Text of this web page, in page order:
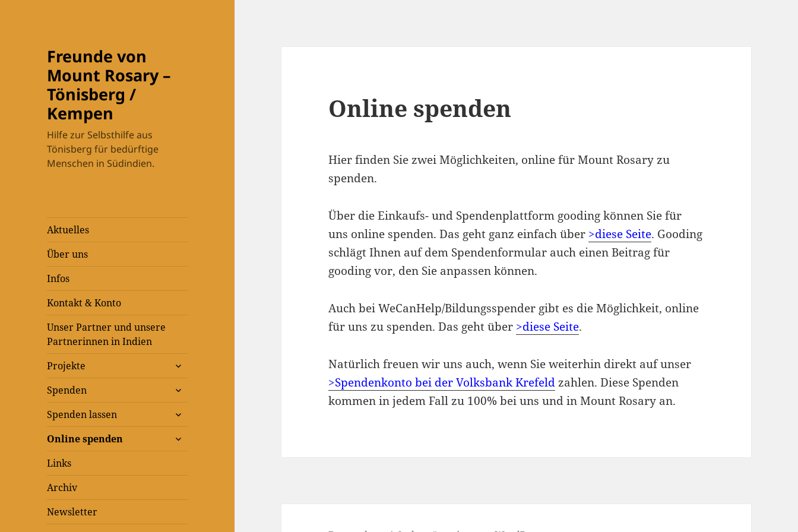
Freunde von
Mount Rosary –
Tönisberg /
Kempen
Hilfe zur Selbsthilfe aus
Tönisberg für bedürftige
Menschen in Südindien.
Aktuelles
Über uns
Infos
Kontakt & Konto
Unser Partner und unsere
Partnerinnen in Indien
Projekte
untermenü
Spenden
untermenü
Spenden lassen
untermenü
Online spenden
untermenü
Links
Archiv
Newsletter
Online spenden
Hier finden Sie zwei Möglichkeiten, online für Mount Rosary zu
spenden.
Über die Einkaufs- und Spendenplattform gooding können Sie für
uns online spenden. Das geht ganz einfach über >diese Seite. Gooding
schlägt Ihnen auf dem Spendenformular auch einen Beitrag für
gooding vor, den Sie anpassen können.
Auch bei WeCanHelp/Bildungsspender gibt es die Möglichkeit, online
für uns zu spenden. Das geht über >diese Seite.
Natürlich freuen wir uns auch, wenn Sie weiterhin direkt auf unser
>Spendenkonto bei der Volksbank Krefeldzahlen. Diese Spenden
kommen in jedem Fall zu 100% bei uns und in Mount Rosary an.